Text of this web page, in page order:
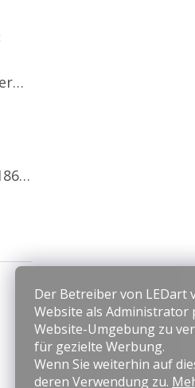
Der Betreiber von LEDart
Website als Administrator
Website-Umgebung zu
für gezielte Werbung.
Wenn Sie weiterhin auf
deren Verwendung zu.
Sternen.
RGB-LED-Poolleuchte mit Fernbedienung, 12W, 1260lm, PAR56, 12V, 1+1 gratis!
Sternen.
Solight Ersatzbatterietyp. 18650, 3,7 V, Li-Ion, 2200 mAh [WN900]
Sternen.